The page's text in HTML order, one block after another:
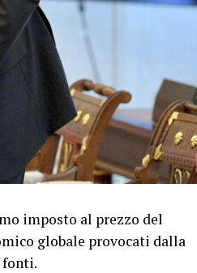
imposto al prezzo del
globale provocati dalla
fonti.